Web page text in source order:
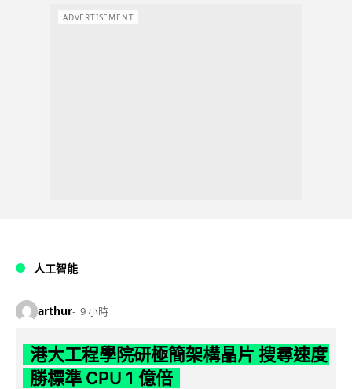
ADVERTISEMENT
人工智能
arthur 9 小時
港大工程學院研極簡架構晶片 搜尋速度
勝標準 CPU 1 億倍